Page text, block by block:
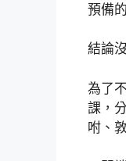
預備
結論
為了
課，
咐、